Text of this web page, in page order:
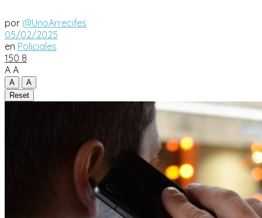
por @UnoArrecifes
05/02/2025
en Policiales
150 8
A A
A
A
Reset